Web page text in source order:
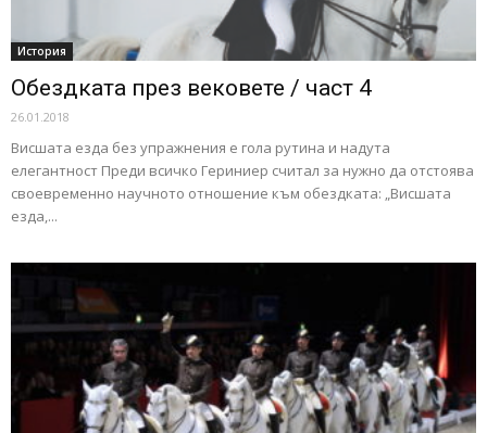
История
Обездката през вековете / част 4
26.01.2018
Висшата езда без упражнения е гола рутина и надута
елегантност Преди всичко Гериниер считал за нужно да отстоява
своевременно научното отношение към обездката: „Висшата
езда,...